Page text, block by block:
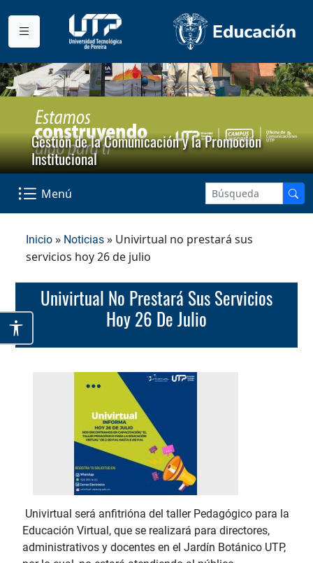
Gestión de la Comunicación y la Promoción
Institucional
Menú
Inicio » Noticias » Univirtual no prestará sus
servicios hoy 26 de julio
Univirtual No Prestará Sus Servicios
Hoy 26 De Julio
Univirtual será anfitrióna del taller Pedagógico para la
Educación Virtual, que se realizará para directores,
administrativos y docentes en el Jardín Botánico UTP,